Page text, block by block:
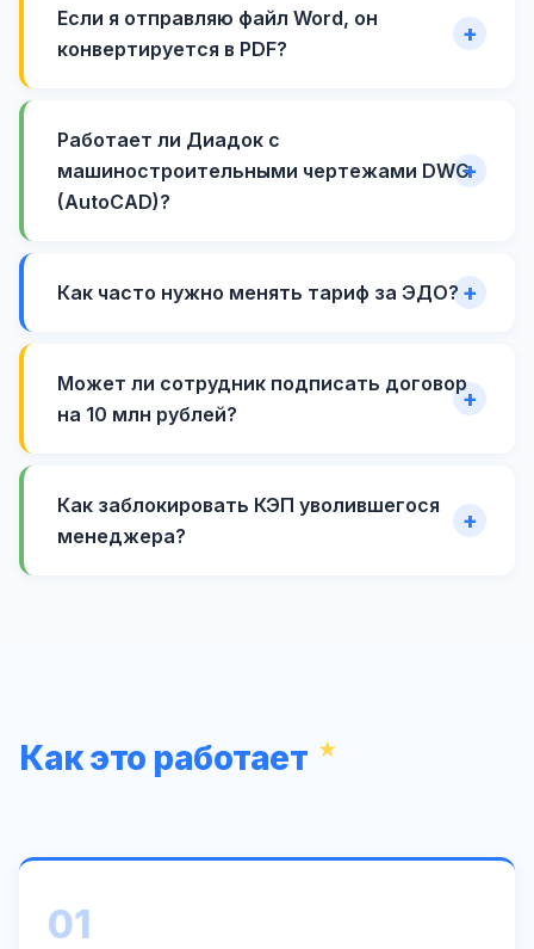
Если я отправляю файл Word, он
конвертируется в PDF?
Работает ли Диадок с
машиностроительными чертежами DWG
(AutoCAD)?
Как часто нужно менять тариф за ЭДО?
Может ли сотрудник подписать договор
на 10 млн рублей?
Как заблокировать КЭП уволившегося
менеджера?
Как это работает
01